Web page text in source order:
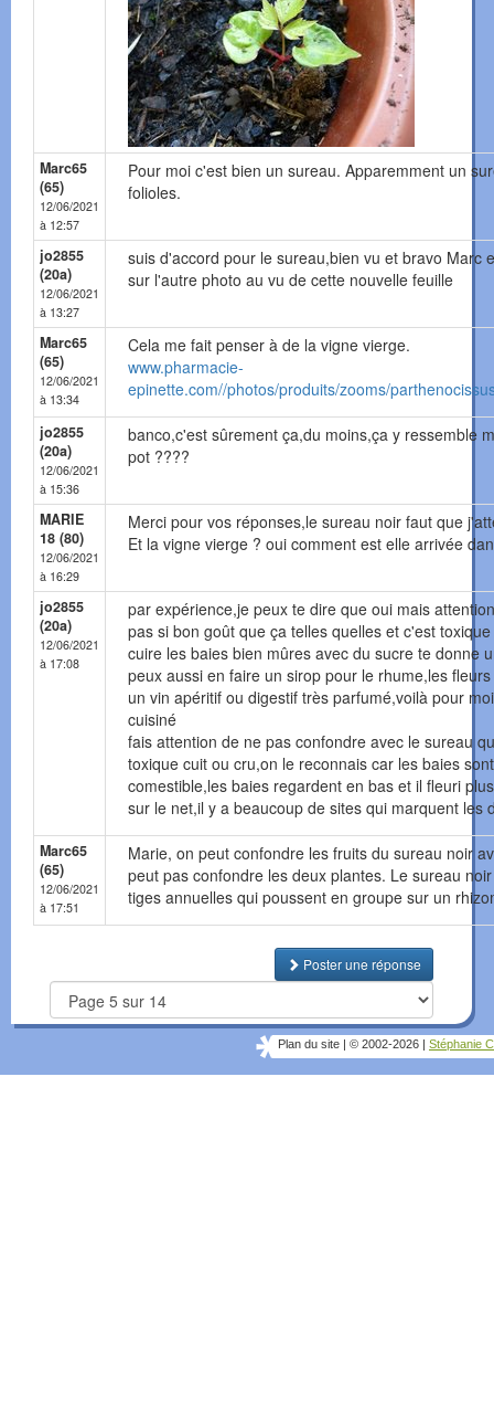
Marc65
(65)
12/06/2021
à 12:57
Pour moi c'est bien un sureau. Apparemment un
folioles.
jo2855
(20a)
12/06/2021
à 13:27
suis d'accord pour le sureau,bien vu et bravo Marc
sur l'autre photo au vu de cette nouvelle feuille
Marc65
(65)
12/06/2021
à 13:34
Cela me fait penser à de la vigne vierge.
www.pharmacie-
epinette.com//photos/produits/zooms/
jo2855
(20a)
12/06/2021
à 15:36
banco,c'est sûrement ça,du moins,ça y ressemble
pot ????
MARIE
18 (80)
12/06/2021
à 16:29
Merci pour vos réponses,le sureau noir faut que
Et la vigne vierge ? oui comment est elle arrivée
jo2855
(20a)
12/06/2021
à 17:08
par expérience,je peux te dire que oui mais
pas si bon goût que ça telles quelles et c'est toxique
cuire les baies bien mûres avec du sucre te donne
peux aussi en faire un sirop pour le rhume,les
un vin apéritif ou digestif très parfumé,voilà pour
cuisiné
fais attention de ne pas confondre avec le sureau
toxique cuit ou cru,on le reconnais car les baies
comestible,les baies regardent en bas et il fleuri
sur le net,il y a beaucoup de sites qui marquent les
Marc65
(65)
12/06/2021
à 17:51
Marie, on peut confondre les fruits du sureau noir
peut pas confondre les deux plantes. Le sureau
tiges annuelles qui poussent en groupe sur un
Poster une réponse
Plan du site © 2002-2026 Stéphanie C